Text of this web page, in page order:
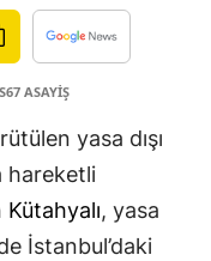
ASAYİŞ
yasa dışı
hareketli
, yasa
İstanbul’daki